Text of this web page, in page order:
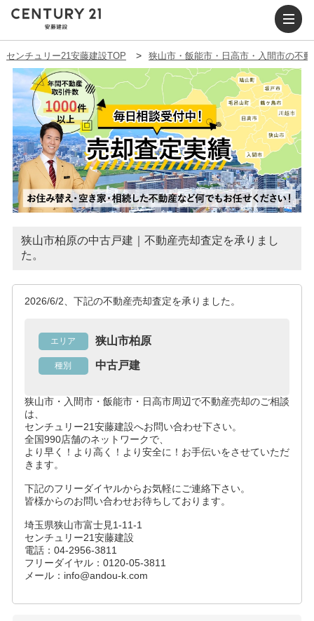
センチュリー21安藤建設TOP 狭山市・飯能市・日高市・入間市の不
狭山市柏原の中古戸建｜不動産売却査定を承りまし
た。
2026/6/2、下記の不動産売却査定を承りました。
エリア 狭山市柏原
種別 中古戸建
狭山市・入間市・飯能市・日高市周辺で不動産売却のご相談
は、
センチュリー21安藤建設へお問い合わせ下さい。
全国990店舗のネットワークで、
より早く！より高く！より安全に！お手伝いをさせていただ
きます。
下記のフリーダイヤルからお気軽にご連絡下さい。
皆様からのお問い合わせお待ちしております。
埼玉県狭山市富士見1-11-1
センチュリー21安藤建設
電話：04-2956-3811
フリーダイヤル：0120-05-3811
メール：info@andou-k.com